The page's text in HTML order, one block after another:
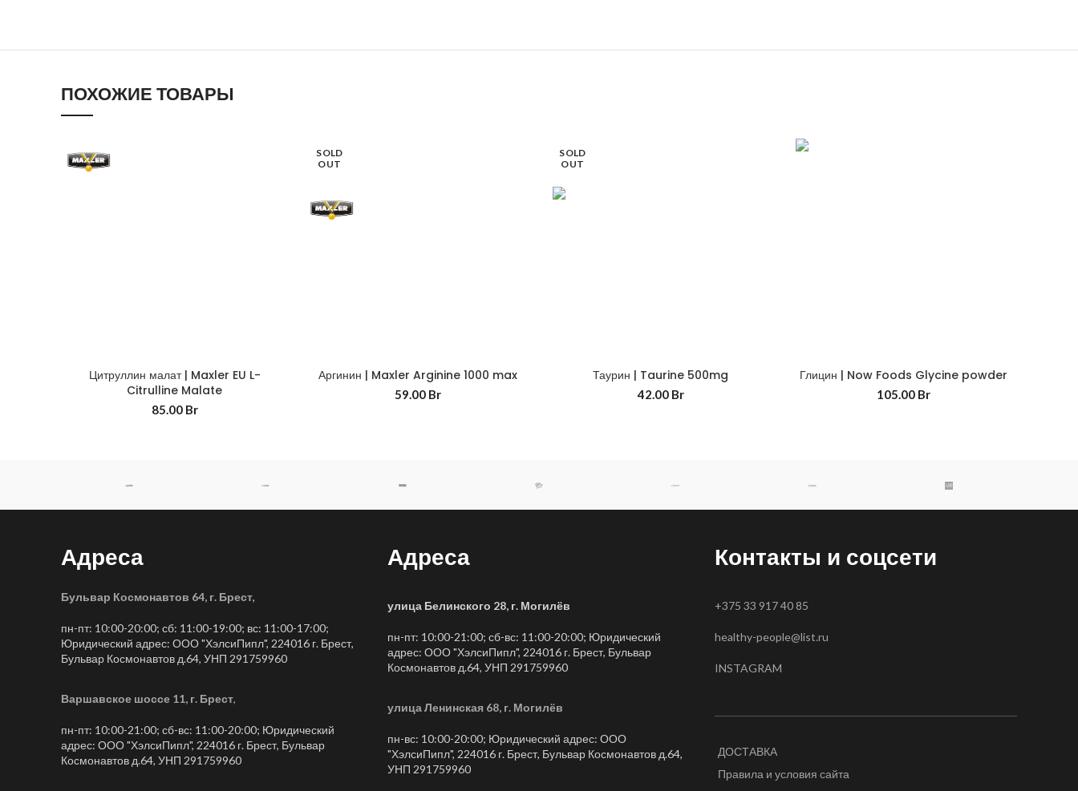
ПОХОЖИЕ ТОВАРЫ
Цитруллин малат | Maxler EU L-
Citrulline Malate
85.00 Br
SOLD
OUT
Аргинин | Maxler Arginine 1000 max
59.00 Br
SOLD
OUT
Таурин | Taurine 500mg
42.00 Br
Глицин | Now Foods Glycine powder
105.00 Br
Адреса
Бульвар Космонавтов 64, г. Брест,
пн-пт: 10:00-20:00; сб: 11:00-19:00; вс: 11:00-17:00;
Юридический адрес: ООО "ХэлсиПипл", 224016 г. Брест,
Бульвар Космонавтов д.64, УНП 291759960
Варшавское шоссе 11, г. Брест,
пн-пт: 10:00-21:00; сб-вс: 11:00-20:00; Юридический
адрес: ООО "ХэлсиПипл", 224016 г. Брест, Бульвар
Космонавтов д.64, УНП 291759960
Адреса
улица Белинского 28, г. Могилёв
пн-пт: 10:00-21:00; сб-вс: 11:00-20:00; Юридический
адрес: ООО "ХэлсиПипл", 224016 г. Брест, Бульвар
Космонавтов д.64, УНП 291759960
улица Ленинская 68, г. Могилёв
пн-вс: 10:00-20:00; Юридический адрес: ООО
"ХэлсиПипл", 224016 г. Брест, Бульвар Космонавтов д.64,
УНП 291759960
Контакты и соцсети
+375 33 917 40 85
healthy-people@list.ru
INSTAGRAM
ДОСТАВКА
Правила и условия сайта